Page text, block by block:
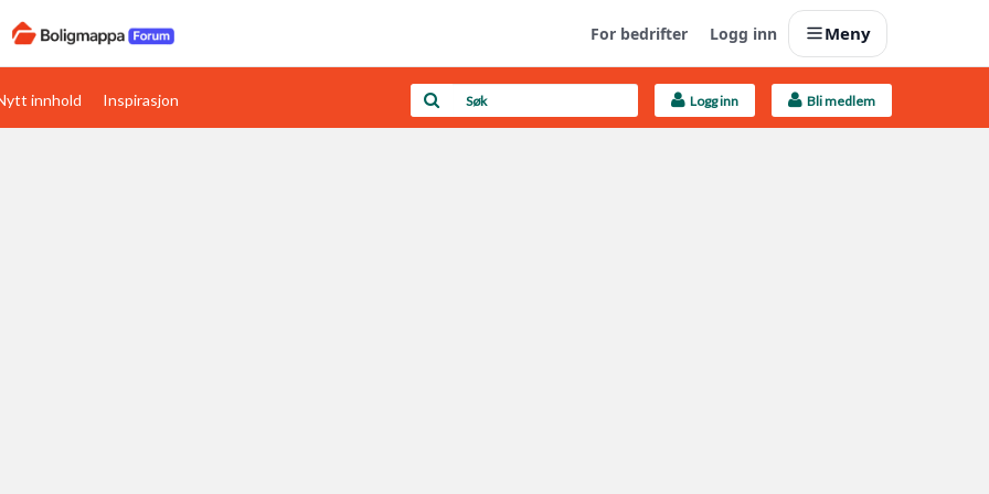
For bedrifter Logg inn Meny
Boligens papirer Last opp selv
innhold Inspirasjon Logg inn Bli medlem